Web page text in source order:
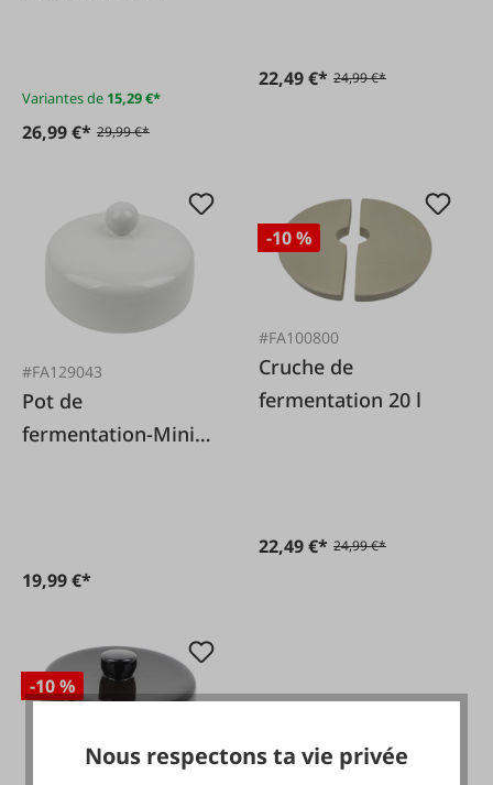
Variantes de 15,29 €*
26,99 €* 29,99 €*
22,49 €* 24,99 €*
#FA129043
Pot de
fermentation-Mini
19,99 €*
-10 %
#FA100800
Cruche de
fermentation 20 l
22,49 €* 24,99 €*
-10 %
Nous respectons ta vie privée